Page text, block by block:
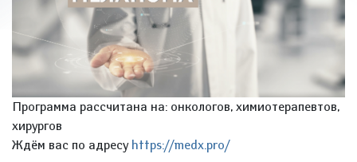
Программа рассчитана на: онкологов, химиотерапевтов,
хирургов
Ждём вас по адресу https://medx.pro/